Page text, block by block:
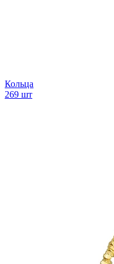
Кольца
269 шт